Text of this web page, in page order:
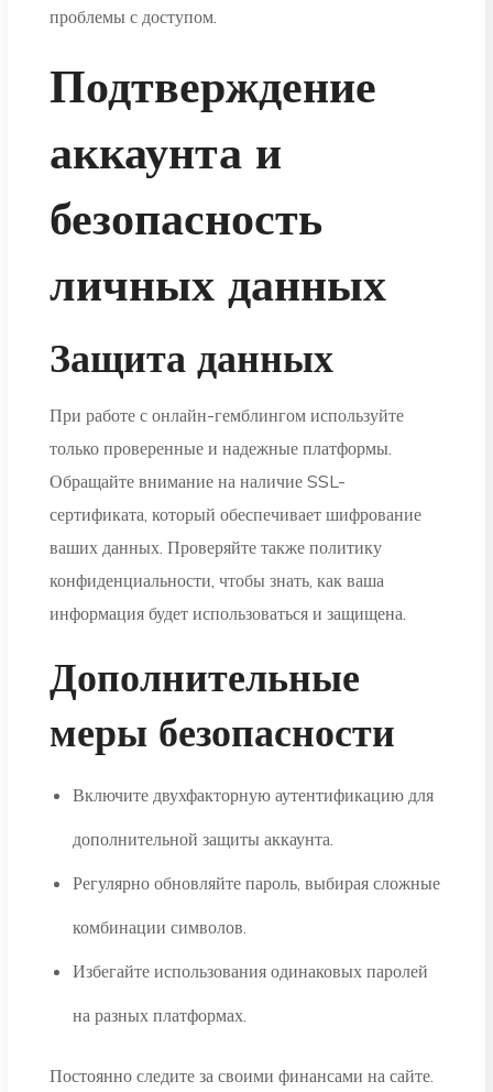
проблемы с доступом.
Подтверждение
аккаунта и
безопасность
личных данных
Защита данных
При работе с онлайн-гемблингом используйте
только проверенные и надежные платформы.
Обращайте внимание на наличие SSL-
сертификата, который обеспечивает шифрование
ваших данных. Проверяйте также политику
конфиденциальности, чтобы знать, как ваша
информация будет использоваться и защищена.
Дополнительные
меры безопасности
Включите двухфакторную аутентификацию для
дополнительной защиты аккаунта.
Регулярно обновляйте пароль, выбирая сложные
комбинации символов.
Избегайте использования одинаковых паролей
на разных платформах.
Постоянно следите за своими финансами на сайте.